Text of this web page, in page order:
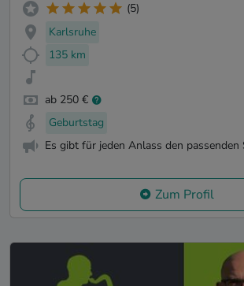
(5)
Karlsruhe
135 km
ab 250 €
Geburtstag
Es gibt für jeden Anlass den passenden
Zum Profil